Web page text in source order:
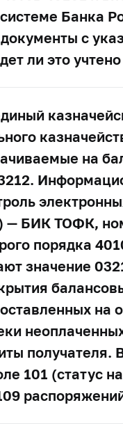
Банка
с
ли это
на
— БИК ТОФК,
порядка
значение
на
получателя.
101 (статус